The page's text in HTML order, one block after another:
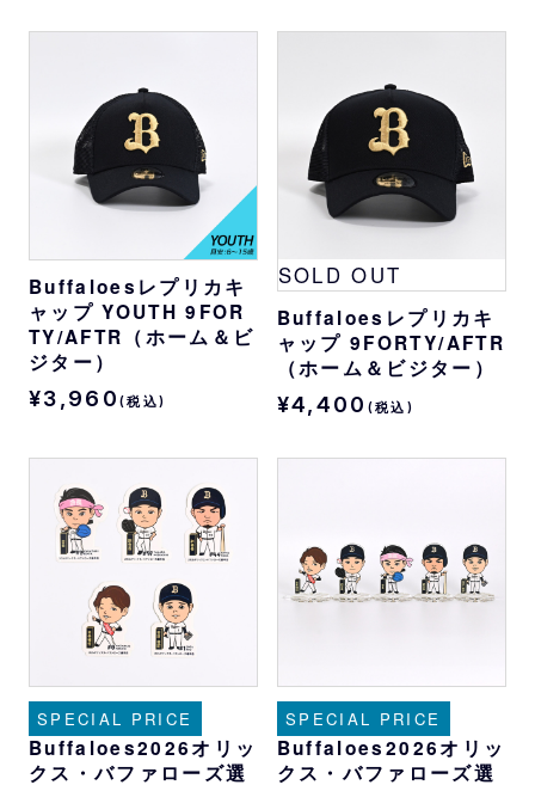
Buffaloesレプリカキ
ャップ YOUTH 9FOR
TY/AFTR（ホーム＆ビ
ジター）
¥3,960 (税込)
SOLD OUT
Buffaloesレプリカキ
ャップ 9FORTY/AFTR
（ホーム＆ビジター）
¥4,400 (税込)
SPECIAL PRICE
Buffaloes2026オリッ
クス・バファローズ選
SPECIAL PRICE
Buffaloes2026オリッ
クス・バファローズ選